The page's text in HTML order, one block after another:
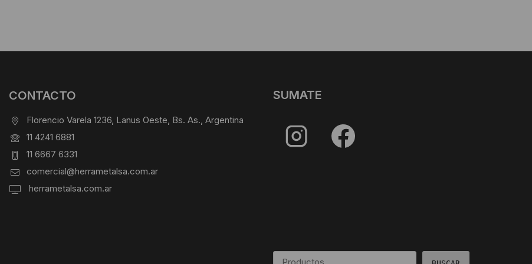
CONTACTO
Florencio Varela 1236, Lanus Oeste, Bs. As., Argentina
11 4241 6881
11 6667 6331
comercial@herrametalsa.com.ar
herrametalsa.com.ar
SUMATE